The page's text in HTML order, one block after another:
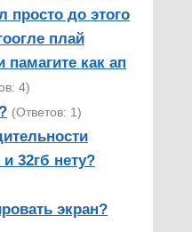
просто до этого
плай
памагите как ап
4)
(Ответов: 1)
32гб нету?
экран?